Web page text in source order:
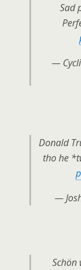
Sad
—
Donald
tho he
—
Schön